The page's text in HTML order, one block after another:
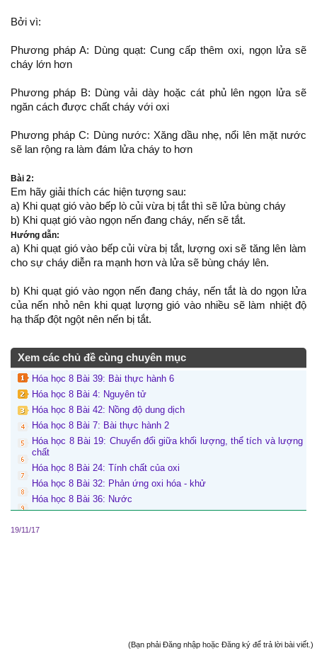
Bởi vì:
Phương pháp A: Dùng quạt: Cung cấp thêm oxi, ngọn lửa sẽ
cháy lớn hơn
Phương pháp B: Dùng vải dày hoặc cát phủ lên ngọn lửa sẽ
ngăn cách được chất cháy với oxi
Phương pháp C: Dùng nước: Xăng dầu nhẹ, nổi lên mặt nước
sẽ lan rộng ra làm đám lửa cháy to hơn
Bài 2:
Em hãy giải thích các hiện tượng sau:
a) Khi quạt gió vào bếp lò củi vừa bị tắt thì sẽ lửa bùng cháy
b) Khi quạt gió vào ngọn nến đang cháy, nến sẽ tắt.
Hướng dẫn:
a) Khi quạt gió vào bếp củi vừa bị tắt, lượng oxi sẽ tăng lên làm
cho sự cháy diễn ra mạnh hơn và lửa sẽ bùng cháy lên.
b) Khi quạt gió vào ngọn nến đang cháy, nến tắt là do ngọn lửa
của nến nhỏ nên khi quạt lượng gió vào nhiều sẽ làm nhiệt độ
hạ thấp đột ngột nên nến bị tắt.
Xem các chủ đề cùng chuyên mục
Hóa học 8 Bài 39: Bài thực hành 6
Hóa học 8 Bài 4: Nguyên tử
Hóa học 8 Bài 42: Nồng độ dung dịch
Hóa học 8 Bài 7: Bài thực hành 2
Hóa học 8 Bài 19: Chuyển đổi giữa khối lượng, thể tích và lượng
chất
Hóa học 8 Bài 24: Tính chất của oxi
Hóa học 8 Bài 32: Phản ứng oxi hóa - khử
Hóa học 8 Bài 36: Nước
19/11/17
(Bạn phải Đăng nhập hoặc Đăng ký để trả lời bài viết.)